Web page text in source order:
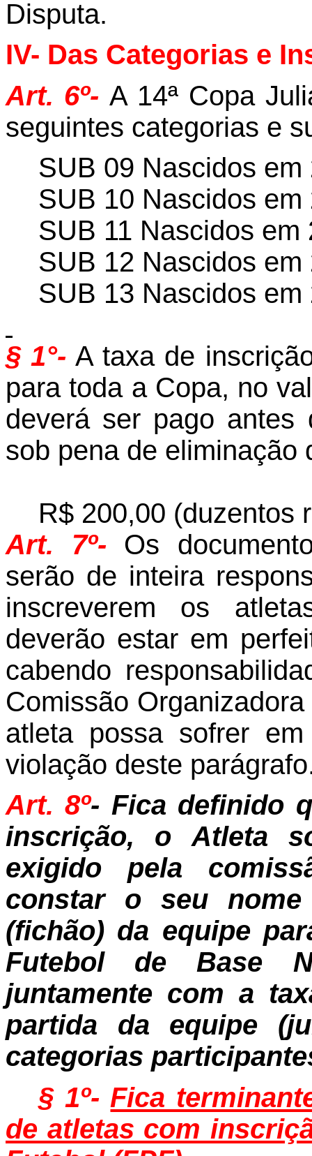
Disputa.
IV- Das Categorias e
Art. 6º- A 14ª Copa
seguintes categorias e
SUB 09 Nascidos em
SUB 10 Nascidos em
SUB 11 Nascidos em
SUB 12 Nascidos em
SUB 13 Nascidos em
§ 1°- A taxa de
para toda a Copa, no
deverá ser pago antes
sob pena de eliminação
R$ 200,00 (duzentos
Art. 7º-
Os
serão de inteira
inscreverem os
deverão estar em
cabendo
Comissão
atleta possa sofrer
violação deste
Art. 8º- Fica definido
inscrição, o Atleta
exigido pela
constar o seu
(fichão) da equipe
Futebol de Base
juntamente com a
partida da equipe
categorias
§ 1º- Fica
de atletas com